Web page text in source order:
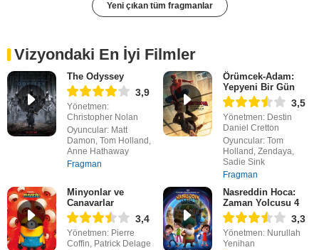
Yeni çıkan tüm fragmanlar
Vizyondaki En İyi Filmler
The Odyssey
3,9
Yönetmen:
Christopher Nolan
Oyuncular: Matt
Damon, Tom Holland,
Anne Hathaway
Fragman
Örümcek-Adam:
Yepyeni Bir Gün
3,5
Yönetmen: Destin
Daniel Cretton
Oyuncular: Tom
Holland, Zendaya,
Sadie Sink
Fragman
Minyonlar ve
Canavarlar
3,4
Yönetmen: Pierre
Coffin, Patrick Delage
Nasreddin Hoca:
Zaman Yolcusu 4
3,3
Yönetmen: Nurullah
Yenihan